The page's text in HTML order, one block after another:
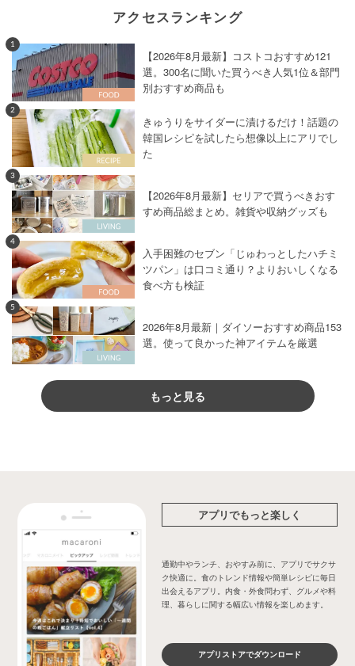
アクセスランキング
1
【2026年8月最新】コストコおすすめ121
選。300名に聞いた買うべき人気1位＆部門
別おすすめ商品も
2
きゅうりをサイダーに漬けるだけ！話題の
韓国レシピを試したら想像以上にアリでし
た
3
【2026年8月最新】セリアで買うべきおす
すめ商品総まとめ。雑貨や収納グッズも
4
入手困難のセブン「じゅわっとしたハチミ
ツパン」は口コミ通り？よりおいしくなる
食べ方も検証
5
2026年8月最新｜ダイソーおすすめ商品153
選。使って良かった神アイテムを厳選
もっと見る
アプリでもっと楽しく
通勤中やランチ、おやすみ前に、アプリでサクサ
ク快適に。食のトレンド情報や簡単レシピに毎日
出会えるアプリ。内食・外食問わず、グルメや料
理、暮らしに関する幅広い情報を楽しめます。
アプリストアでダウンロード